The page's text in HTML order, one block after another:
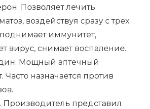
Позволяет лечить
воздействуя сразу с трех
поднимает иммунитет,
вирус, снимает воспаление.
Мощный аптечный
Часто назначается против
Производитель представил